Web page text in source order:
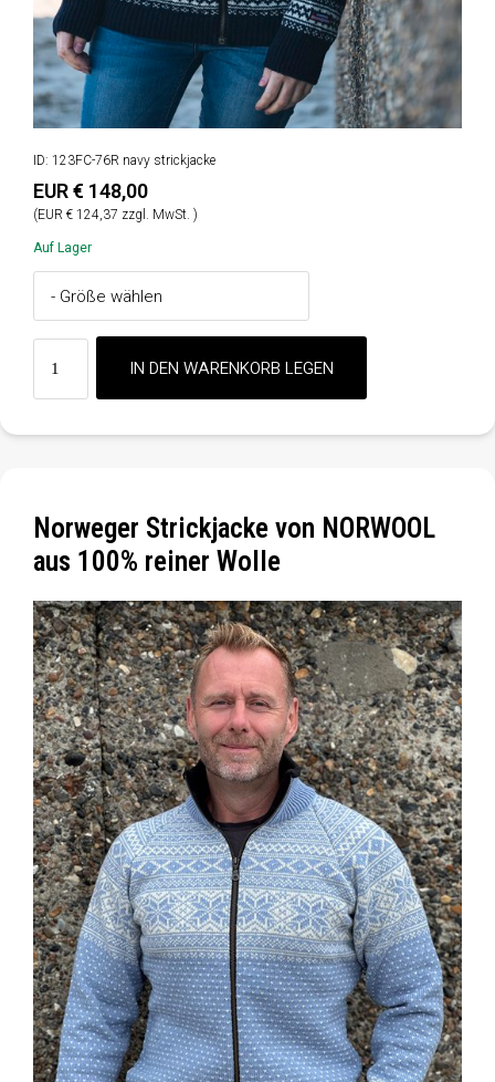
ID: 123FC-76R navy strickjacke
EUR € 148,00
(EUR € 124,37 zzgl. MwSt. )
Auf Lager
Norweger Strickjacke von NORWOOL
aus 100% reiner Wolle